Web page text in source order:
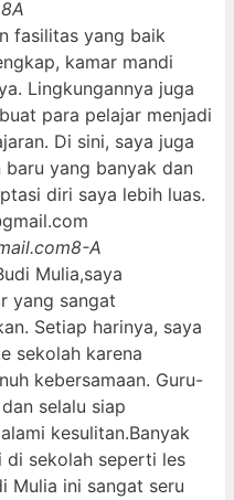
8A
fasilitas yang baik
kamar mandi
Lingkungannya juga
para pelajar menjadi
Di sini, saya juga
yang banyak dan
diri saya lebih luas.
8-A
Mulia,saya
yang sangat
Setiap harinya, saya
sekolah karena
kebersamaan. Guru-
selalu siap
kesulitan.Banyak
di sekolah seperti les
Mulia ini sangat seru